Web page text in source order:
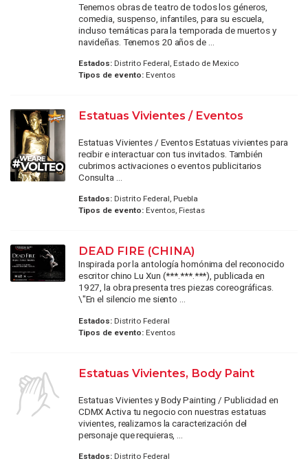
Tenemos obras de teatro de todos los géneros,
comedia, suspenso, infantiles, para su escuela,
incluso temáticas para la temporada de muertos y
navideñas. Tenemos 20 años de ...
Estados:Distrito Federal, Estado de Mexico
Tipos de evento:Eventos
Estatuas Vivientes / Eventos
Estatuas Vivientes / Eventos Estatuas vivientes para
recibir e interactuar con tus invitados. También
cubrimos activaciones o eventos publicitarios
Consulta ...
Estados:Distrito Federal, Puebla
Tipos de evento:Eventos, Fiestas
DEAD FIRE (CHINA)
Inspirada por la antología homónima del reconocido
escritor chino Lu Xun (***.***.***), publicada en
1927, la obra presenta tres piezas coreográficas.
\"En el silencio me siento ...
Estados:Distrito Federal
Tipos de evento:Eventos
Estatuas Vivientes, Body Paint
Estatuas Vivientes y Body Painting / Publicidad en
CDMX Activa tu negocio con nuestras estatuas
vivientes, realizamos la caracterización del
personaje que requieras, ...
Estados:Distrito Federal